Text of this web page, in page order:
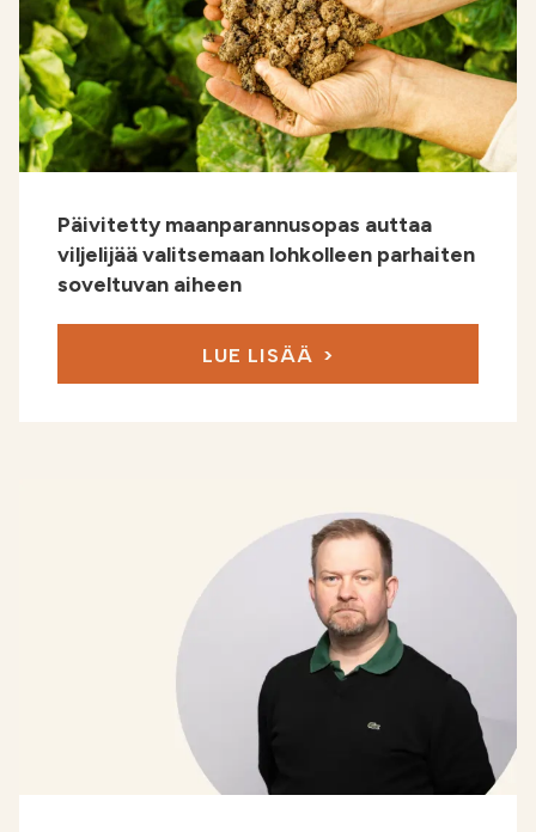
Päivitetty maanparannusopas auttaa
viljelijää valitsemaan lohkolleen parhaiten
soveltuvan aiheen
LUE LISÄÄ